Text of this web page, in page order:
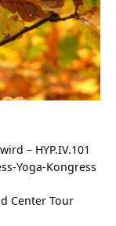
– HYP.IV.101
Yoga-Kongress
Center Tour